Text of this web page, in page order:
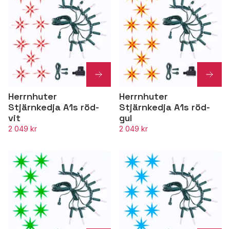
Herrnhuter
Stjärnkedja A1s röd-
vit
2 049 kr
Herrnhuter
Stjärnkedja A1s röd-
gul
2 049 kr